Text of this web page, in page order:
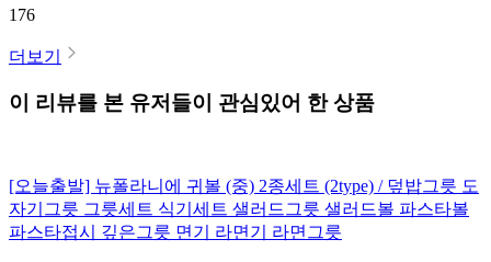
176
더보기
이 리뷰를 본 유저들이 관심있어 한 상품
[오늘출발] 뉴폴라니에 귀볼 (중) 2종세트 (2type) / 덮밥그릇 도
자기그릇 그릇세트 식기세트 샐러드그릇 샐러드볼 파스타볼
파스타접시 깊은그릇 면기 라면기 라면그릇